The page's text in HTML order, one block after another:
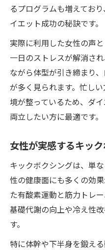
るプログラムも増えてお
イエット成功の秘訣です。
実際に利用した女性の声
一日のストレスが解消さ
ながら体型が引き締まり
が多く見られます。忙し
境が整っているため、ダ
両立したい方に最適です。
女性が実感するキッ
キックボクシングは、単
性の健康面にも多くの効
た有酸素運動と筋力トレ
基礎代謝の向上や冷え性
す。
特に体幹や下半身を鍛え